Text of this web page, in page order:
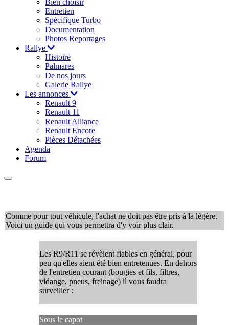
Bien choisir
Entretien
Spécifique Turbo
Documentation
Photos Reportages
Rallye
Histoire
Palmares
De nos jours
Galerie Rallye
Les annonces
Renault 9
Renault 11
Renault Alliance
Renault Encore
Pièces Détachées
Agenda
Forum
Comme pour tout véhicule, l'achat ne doit pas être pris à la légère.
Voici un guide qui vous permettra d'y voir plus clair.
Les R9/R11 se révèlent fiables en général, pour
peu qu'elles aient été bien entretenues. En dehors
de l'entretien courant (bougies et fils, filtres,
vidange, pneus, freinage) il vous faudra
surveiller :
Sous le capot